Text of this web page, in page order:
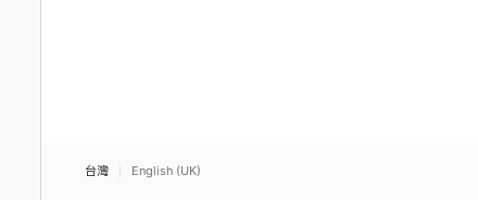
台灣 English (UK)